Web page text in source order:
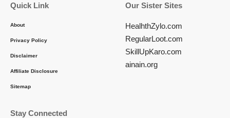
Quick Link
About
Privacy Policy
Disclaimer
Affiliate Disclosure
Sitemap
Our Sister Sites
HealhthZylo.com
RegularLoot.com
SkillUpKaro.com
ainain.org
Stay Connected